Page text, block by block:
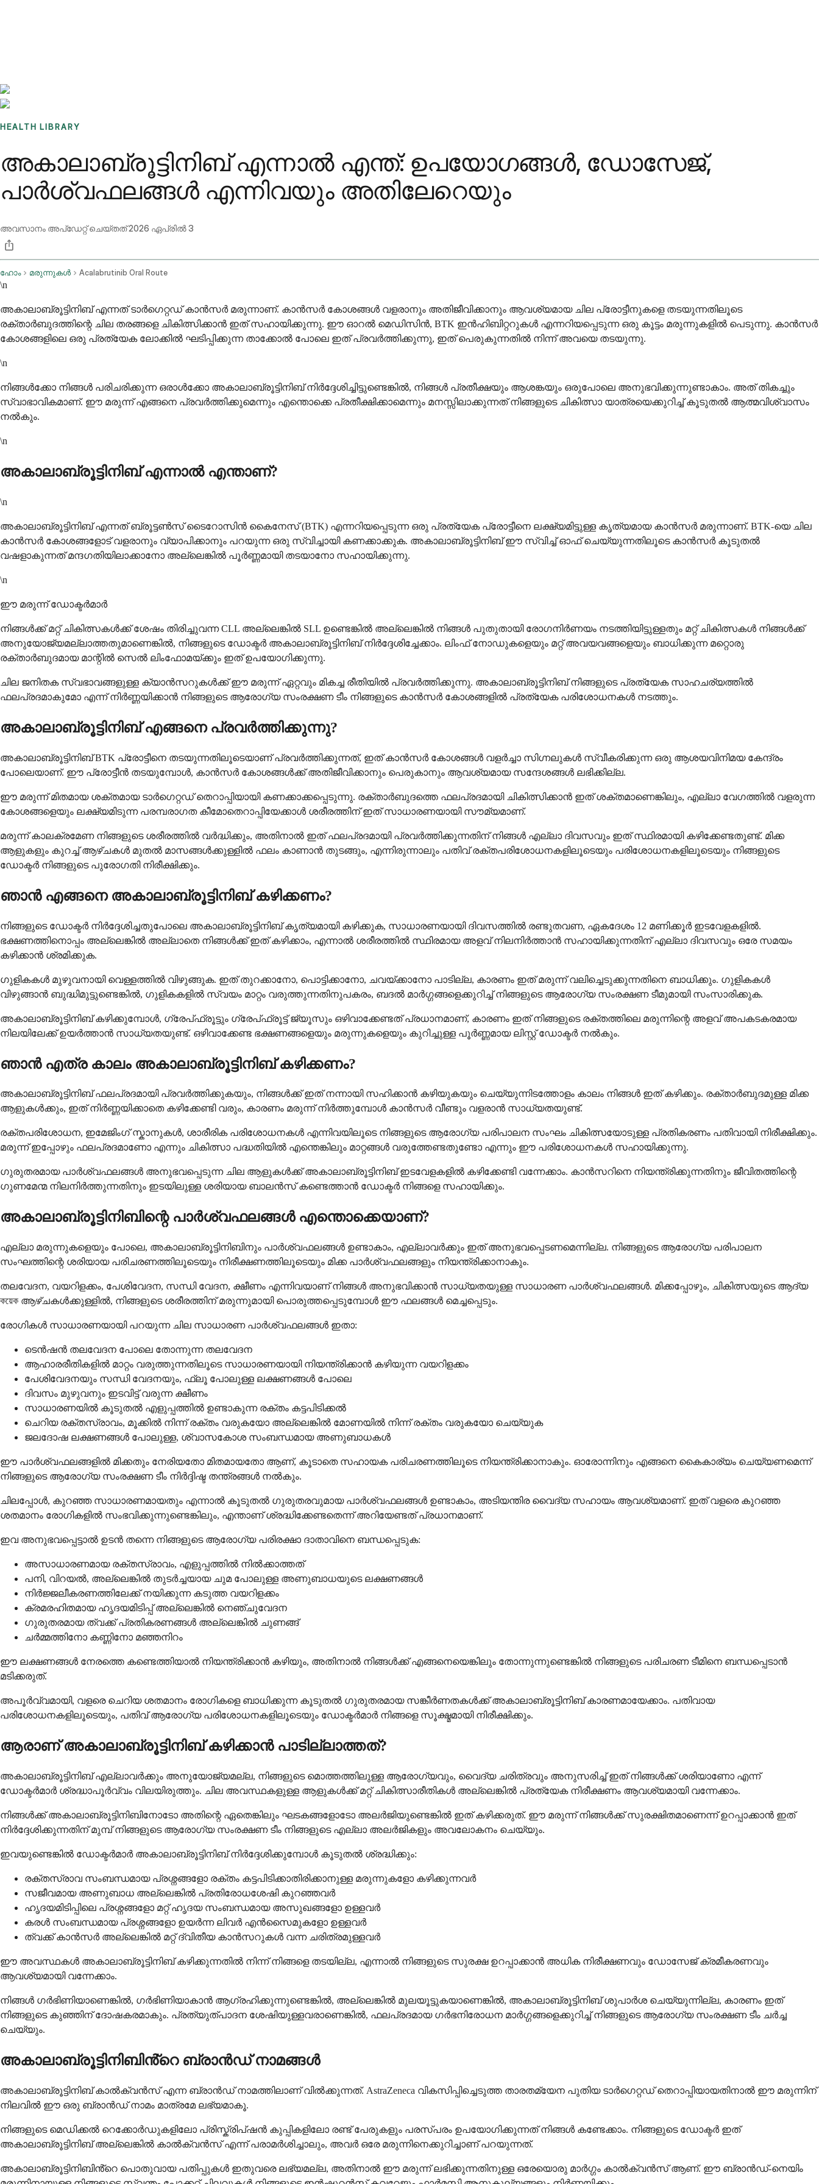
HEALTH LIBRARY
അകാലാബ്രൂട്ടിനിബ് എന്നാൽ എന്ത്: ഉപയോഗങ്ങൾ, ഡോസേജ്,
പാർശ്വഫലങ്ങൾ എന്നിവയും അതിലേറെയും
അവസാനം അപ്ഡേറ്റ് ചെയ്തത്2026 ഏപ്രിൽ 3
ഹോം മരുന്നുകൾ Acalabrutinib Oral Route
\n
അകാലാബ്രൂട്ടിനിബ് എന്നത് ടാർഗെറ്റഡ് കാൻസർ മരുന്നാണ്. കാൻസർ കോശങ്ങൾ വളരാനും അതിജീവിക്കാനും ആവശ്യമായ ചില പ്രോട്ടീനുകളെ തടയുന്നതിലൂടെ
രക്താർബുദത്തിന്റെ ചില തരങ്ങളെ ചികിത്സിക്കാൻ ഇത് സഹായിക്കുന്നു. ഈ ഓറൽ മെഡിസിൻ, BTK ഇൻഹിബിറ്ററുകൾ എന്നറിയപ്പെടുന്ന ഒരു കൂട്ടം മരുന്നുകളിൽ പെടുന്നു. കാൻസർ
കോശങ്ങളിലെ ഒരു പ്രത്യേക ലോക്കിൽ ഘടിപ്പിക്കുന്ന താക്കോൽ പോലെ ഇത് പ്രവർത്തിക്കുന്നു, ഇത് പെരുകുന്നതിൽ നിന്ന് അവയെ തടയുന്നു.
\n
നിങ്ങൾക്കോ നിങ്ങൾ പരിചരിക്കുന്ന ഒരാൾക്കോ അകാലാബ്രൂട്ടിനിബ് നിർദ്ദേശിച്ചിട്ടുണ്ടെങ്കിൽ, നിങ്ങൾ പ്രതീക്ഷയും ആശങ്കയും ഒരുപോലെ അനുഭവിക്കുന്നുണ്ടാകാം. അത് തികച്ചും
സ്വാഭാവികമാണ്. ഈ മരുന്ന് എങ്ങനെ പ്രവർത്തിക്കുമെന്നും എന്തൊക്കെ പ്രതീക്ഷിക്കാമെന്നും മനസ്സിലാക്കുന്നത് നിങ്ങളുടെ ചികിത്സാ യാത്രയെക്കുറിച്ച് കൂടുതൽ ആത്മവിശ്വാസം
നൽകും.
\n
അകാലാബ്രൂട്ടിനിബ് എന്നാൽ എന്താണ്?
\n
അകാലാബ്രൂട്ടിനിബ് എന്നത് ബ്രൂട്ടൺസ് ടൈറോസിൻ കൈനേസ് (BTK) എന്നറിയപ്പെടുന്ന ഒരു പ്രത്യേക പ്രോട്ടീനെ ലക്ഷ്യമിട്ടുള്ള കൃത്യമായ കാൻസർ മരുന്നാണ്. BTK-യെ ചില
കാൻസർ കോശങ്ങളോട് വളരാനും വ്യാപിക്കാനും പറയുന്ന ഒരു സ്വിച്ചായി കണക്കാക്കുക. അകാലാബ്രൂട്ടിനിബ് ഈ സ്വിച്ച് ഓഫ് ചെയ്യുന്നതിലൂടെ കാൻസർ കൂടുതൽ
വഷളാകുന്നത് മന്ദഗതിയിലാക്കാനോ അല്ലെങ്കിൽ പൂർണ്ണമായി തടയാനോ സഹായിക്കുന്നു.
\n
ഈ മരുന്ന് ഡോക്ടർമാർ
നിങ്ങൾക്ക് മറ്റ് ചികിത്സകൾക്ക് ശേഷം തിരിച്ചുവന്ന CLL അല്ലെങ്കിൽ SLL ഉണ്ടെങ്കിൽ അല്ലെങ്കിൽ നിങ്ങൾ പുതുതായി രോഗനിർണയം നടത്തിയിട്ടുള്ളതും മറ്റ് ചികിത്സകൾ നിങ്ങൾക്ക്
അനുയോജ്യമല്ലാത്തതുമാണെങ്കിൽ, നിങ്ങളുടെ ഡോക്ടർ അകാലാബ്രൂട്ടിനിബ് നിർദ്ദേശിച്ചേക്കാം. ലിംഫ് നോഡുകളെയും മറ്റ് അവയവങ്ങളെയും ബാധിക്കുന്ന മറ്റൊരു
രക്താർബുദമായ മാന്റിൽ സെൽ ലിംഫോമയ്ക്കും ഇത് ഉപയോഗിക്കുന്നു.
ചില ജനിതക സ്വഭാവങ്ങളുള്ള ക്യാൻസറുകൾക്ക് ഈ മരുന്ന് ഏറ്റവും മികച്ച രീതിയിൽ പ്രവർത്തിക്കുന്നു. അകാലാബ്രൂട്ടിനിബ് നിങ്ങളുടെ പ്രത്യേക സാഹചര്യത്തിൽ
ഫലപ്രദമാകുമോ എന്ന് നിർണ്ണയിക്കാൻ നിങ്ങളുടെ ആരോഗ്യ സംരക്ഷണ ടീം നിങ്ങളുടെ കാൻസർ കോശങ്ങളിൽ പ്രത്യേക പരിശോധനകൾ നടത്തും.
അകാലാബ്രൂട്ടിനിബ് എങ്ങനെ പ്രവർത്തിക്കുന്നു?
അകാലാബ്രൂട്ടിനിബ് BTK പ്രോട്ടീനെ തടയുന്നതിലൂടെയാണ് പ്രവർത്തിക്കുന്നത്, ഇത് കാൻസർ കോശങ്ങൾ വളർച്ചാ സിഗ്നലുകൾ സ്വീകരിക്കുന്ന ഒരു ആശയവിനിമയ കേന്ദ്രം
പോലെയാണ്. ഈ പ്രോട്ടീൻ തടയുമ്പോൾ, കാൻസർ കോശങ്ങൾക്ക് അതിജീവിക്കാനും പെരുകാനും ആവശ്യമായ സന്ദേശങ്ങൾ ലഭിക്കില്ല.
ഈ മരുന്ന് മിതമായ ശക്തമായ ടാർഗെറ്റഡ് തെറാപ്പിയായി കണക്കാക്കപ്പെടുന്നു. രക്താർബുദത്തെ ഫലപ്രദമായി ചികിത്സിക്കാൻ ഇത് ശക്തമാണെങ്കിലും, എല്ലാ വേഗത്തിൽ വളരുന്ന
കോശങ്ങളെയും ലക്ഷ്യമിടുന്ന പരമ്പരാഗത കീമോതെറാപ്പിയേക്കാൾ ശരീരത്തിന് ഇത് സാധാരണയായി സൗമ്യമാണ്.
മരുന്ന് കാലക്രമേണ നിങ്ങളുടെ ശരീരത്തിൽ വർദ്ധിക്കും, അതിനാൽ ഇത് ഫലപ്രദമായി പ്രവർത്തിക്കുന്നതിന് നിങ്ങൾ എല്ലാ ദിവസവും ഇത് സ്ഥിരമായി കഴിക്കേണ്ടതുണ്ട്. മിക്ക
ആളുകളും കുറച്ച് ആഴ്ചകൾ മുതൽ മാസങ്ങൾക്കുള്ളിൽ ഫലം കാണാൻ തുടങ്ങും, എന്നിരുന്നാലും പതിവ് രക്തപരിശോധനകളിലൂടെയും പരിശോധനകളിലൂടെയും നിങ്ങളുടെ
ഡോക്ടർ നിങ്ങളുടെ പുരോഗതി നിരീക്ഷിക്കും.
ഞാൻ എങ്ങനെ അകാലാബ്രൂട്ടിനിബ് കഴിക്കണം?
നിങ്ങളുടെ ഡോക്ടർ നിർദ്ദേശിച്ചതുപോലെ അകാലാബ്രൂട്ടിനിബ് കൃത്യമായി കഴിക്കുക, സാധാരണയായി ദിവസത്തിൽ രണ്ടുതവണ, ഏകദേശം 12 മണിക്കൂർ ഇടവേളകളിൽ.
ഭക്ഷണത്തിനൊപ്പം അല്ലെങ്കിൽ അല്ലാതെ നിങ്ങൾക്ക് ഇത് കഴിക്കാം, എന്നാൽ ശരീരത്തിൽ സ്ഥിരമായ അളവ് നിലനിർത്താൻ സഹായിക്കുന്നതിന് എല്ലാ ദിവസവും ഒരേ സമയം
കഴിക്കാൻ ശ്രമിക്കുക.
ഗുളികകൾ മുഴുവനായി വെള്ളത്തിൽ വിഴുങ്ങുക. ഇത് തുറക്കാനോ, പൊട്ടിക്കാനോ, ചവയ്ക്കാനോ പാടില്ല, കാരണം ഇത് മരുന്ന് വലിച്ചെടുക്കുന്നതിനെ ബാധിക്കും. ഗുളികകൾ
വിഴുങ്ങാൻ ബുദ്ധിമുട്ടുണ്ടെങ്കിൽ, ഗുളികകളിൽ സ്വയം മാറ്റം വരുത്തുന്നതിനുപകരം, ബദൽ മാർഗ്ഗങ്ങളെക്കുറിച്ച് നിങ്ങളുടെ ആരോഗ്യ സംരക്ഷണ ടീമുമായി സംസാരിക്കുക.
അകാലാബ്രൂട്ടിനിബ് കഴിക്കുമ്പോൾ, ഗ്രേപ്‌ഫ്രൂട്ടും ഗ്രേപ്‌ഫ്രൂട്ട് ജ്യൂസും ഒഴിവാക്കേണ്ടത് പ്രധാനമാണ്, കാരണം ഇത് നിങ്ങളുടെ രക്തത്തിലെ മരുന്നിന്റെ അളവ് അപകടകരമായ
നിലയിലേക്ക് ഉയർത്താൻ സാധ്യതയുണ്ട്. ഒഴിവാക്കേണ്ട ഭക്ഷണങ്ങളെയും മരുന്നുകളെയും കുറിച്ചുള്ള പൂർണ്ണമായ ലിസ്റ്റ് ഡോക്ടർ നൽകും.
ഞാൻ എത്ര കാലം അകാലാബ്രൂട്ടിനിബ് കഴിക്കണം?
അകാലാബ്രൂട്ടിനിബ് ഫലപ്രദമായി പ്രവർത്തിക്കുകയും, നിങ്ങൾക്ക് ഇത് നന്നായി സഹിക്കാൻ കഴിയുകയും ചെയ്യുന്നിടത്തോളം കാലം നിങ്ങൾ ഇത് കഴിക്കും. രക്താർബുദമുള്ള മിക്ക
ആളുകൾക്കും, ഇത് നിർണ്ണയിക്കാതെ കഴിക്കേണ്ടി വരും, കാരണം മരുന്ന് നിർത്തുമ്പോൾ കാൻസർ വീണ്ടും വളരാൻ സാധ്യതയുണ്ട്.
രക്തപരിശോധന, ഇമേജിംഗ് സ്കാനുകൾ, ശാരീരിക പരിശോധനകൾ എന്നിവയിലൂടെ നിങ്ങളുടെ ആരോഗ്യ പരിപാലന സംഘം ചികിത്സയോടുള്ള പ്രതികരണം പതിവായി നിരീക്ഷിക്കും.
മരുന്ന് ഇപ്പോഴും ഫലപ്രദമാണോ എന്നും ചികിത്സാ പദ്ധതിയിൽ എന്തെങ്കിലും മാറ്റങ്ങൾ വരുത്തേണ്ടതുണ്ടോ എന്നും ഈ പരിശോധനകൾ സഹായിക്കുന്നു.
ഗുരുതരമായ പാർശ്വഫലങ്ങൾ അനുഭവപ്പെടുന്ന ചില ആളുകൾക്ക് അകാലാബ്രൂട്ടിനിബ് ഇടവേളകളിൽ കഴിക്കേണ്ടി വന്നേക്കാം. കാൻസറിനെ നിയന്ത്രിക്കുന്നതിനും ജീവിതത്തിന്റെ
ഗുണമേന്മ നിലനിർത്തുന്നതിനും ഇടയിലുള്ള ശരിയായ ബാലൻസ് കണ്ടെത്താൻ ഡോക്ടർ നിങ്ങളെ സഹായിക്കും.
അകാലാബ്രൂട്ടിനിബിന്റെ പാർശ്വഫലങ്ങൾ എന്തൊക്കെയാണ്?
എല്ലാ മരുന്നുകളെയും പോലെ, അകാലാബ്രൂട്ടിനിബിനും പാർശ്വഫലങ്ങൾ ഉണ്ടാകാം, എല്ലാവർക്കും ഇത് അനുഭവപ്പെടണമെന്നില്ല. നിങ്ങളുടെ ആരോഗ്യ പരിപാലന
സംഘത്തിന്റെ ശരിയായ പരിചരണത്തിലൂടെയും നിരീക്ഷണത്തിലൂടെയും മിക്ക പാർശ്വഫലങ്ങളും നിയന്ത്രിക്കാനാകും.
തലവേദന, വയറിളക്കം, പേശിവേദന, സന്ധി വേദന, ക്ഷീണം എന്നിവയാണ് നിങ്ങൾ അനുഭവിക്കാൻ സാധ്യതയുള്ള സാധാരണ പാർശ്വഫലങ്ങൾ. മിക്കപ്പോഴും, ചികിത്സയുടെ ആദ്യ
কয়েক ആഴ്ചകൾക്കുള്ളിൽ, നിങ്ങളുടെ ശരീരത്തിന് മരുന്നുമായി പൊരുത്തപ്പെടുമ്പോൾ ഈ ഫലങ്ങൾ മെച്ചപ്പെടും.
രോഗികൾ സാധാരണയായി പറയുന്ന ചില സാധാരണ പാർശ്വഫലങ്ങൾ ഇതാ:
ടെൻഷൻ തലവേദന പോലെ തോന്നുന്ന തലവേദന
ആഹാരരീതികളിൽ മാറ്റം വരുത്തുന്നതിലൂടെ സാധാരണയായി നിയന്ത്രിക്കാൻ കഴിയുന്ന വയറിളക്കം
പേശിവേദനയും സന്ധി വേദനയും, ഫ്ലൂ പോലുള്ള ലക്ഷണങ്ങൾ പോലെ
ദിവസം മുഴുവനും ഇടവിട്ട് വരുന്ന ക്ഷീണം
സാധാരണയിൽ കൂടുതൽ എളുപ്പത്തിൽ ഉണ്ടാകുന്ന രക്തം കട്ടപിടിക്കൽ
ചെറിയ രക്തസ്രാവം, മൂക്കിൽ നിന്ന് രക്തം വരുകയോ അല്ലെങ്കിൽ മോണയിൽ നിന്ന് രക്തം വരുകയോ ചെയ്യുക
ജലദോഷ ലക്ഷണങ്ങൾ പോലുള്ള, ശ്വാസകോശ സംബന്ധമായ അണുബാധകൾ
ഈ പാർശ്വഫലങ്ങളിൽ മിക്കതും നേരിയതോ മിതമായതോ ആണ്, കൂടാതെ സഹായക പരിചരണത്തിലൂടെ നിയന്ത്രിക്കാനാകും. ഓരോന്നിനും എങ്ങനെ കൈകാര്യം ചെയ്യണമെന്ന്
നിങ്ങളുടെ ആരോഗ്യ സംരക്ഷണ ടീം നിർദ്ദിഷ്ട തന്ത്രങ്ങൾ നൽകും.
ചിലപ്പോൾ, കുറഞ്ഞ സാധാരണമായതും എന്നാൽ കൂടുതൽ ഗുരുതരവുമായ പാർശ്വഫലങ്ങൾ ഉണ്ടാകാം, അടിയന്തിര വൈദ്യ സഹായം ആവശ്യമാണ്. ഇത് വളരെ കുറഞ്ഞ
ശതമാനം രോഗികളിൽ സംഭവിക്കുന്നുണ്ടെങ്കിലും, എന്താണ് ശ്രദ്ധിക്കേണ്ടതെന്ന് അറിയേണ്ടത് പ്രധാനമാണ്.
ഇവ അനുഭവപ്പെട്ടാൽ ഉടൻ തന്നെ നിങ്ങളുടെ ആരോഗ്യ പരിരക്ഷാ ദാതാവിനെ ബന്ധപ്പെടുക:
അസാധാരണമായ രക്തസ്രാവം, എളുപ്പത്തിൽ നിൽക്കാത്തത്
പനി, വിറയൽ, അല്ലെങ്കിൽ തുടർച്ചയായ ചുമ പോലുള്ള അണുബാധയുടെ ലക്ഷണങ്ങൾ
നിർജ്ജലീകരണത്തിലേക്ക് നയിക്കുന്ന കടുത്ത വയറിളക്കം
ക്രമരഹിതമായ ഹൃദയമിടിപ്പ് അല്ലെങ്കിൽ നെഞ്ചുവേദന
ഗുരുതരമായ ത്വക്ക് പ്രതികരണങ്ങൾ അല്ലെങ്കിൽ ചുണങ്ങ്
ചർമ്മത്തിനോ കണ്ണിനോ മഞ്ഞനിറം
ഈ ലക്ഷണങ്ങൾ നേരത്തെ കണ്ടെത്തിയാൽ നിയന്ത്രിക്കാൻ കഴിയും, അതിനാൽ നിങ്ങൾക്ക് എങ്ങനെയെങ്കിലും തോന്നുന്നുണ്ടെങ്കിൽ നിങ്ങളുടെ പരിചരണ ടീമിനെ ബന്ധപ്പെടാൻ
മടിക്കരുത്.
അപൂർവ്വമായി, വളരെ ചെറിയ ശതമാനം രോഗികളെ ബാധിക്കുന്ന കൂടുതൽ ഗുരുതരമായ സങ്കീർണതകൾക്ക് അകാലാബ്രൂട്ടിനിബ് കാരണമായേക്കാം. പതിവായ
പരിശോധനകളിലൂടെയും, പതിവ് ആരോഗ്യ പരിശോധനകളിലൂടെയും ഡോക്ടർമാർ നിങ്ങളെ സൂക്ഷ്മമായി നിരീക്ഷിക്കും.
ആരാണ് അകാലാബ്രൂട്ടിനിബ് കഴിക്കാൻ പാടില്ലാത്തത്?
അകാലാബ്രൂട്ടിനിബ് എല്ലാവർക്കും അനുയോജ്യമല്ല, നിങ്ങളുടെ മൊത്തത്തിലുള്ള ആരോഗ്യവും, വൈദ്യ ചരിത്രവും അനുസരിച്ച് ഇത് നിങ്ങൾക്ക് ശരിയാണോ എന്ന്
ഡോക്ടർമാർ ശ്രദ്ധാപൂർവ്വം വിലയിരുത്തും. ചില അവസ്ഥകളുള്ള ആളുകൾക്ക് മറ്റ് ചികിത്സാരീതികൾ അല്ലെങ്കിൽ പ്രത്യേക നിരീക്ഷണം ആവശ്യമായി വന്നേക്കാം.
നിങ്ങൾക്ക് അകാലാബ്രൂട്ടിനിബിനോടോ അതിന്റെ ഏതെങ്കിലും ഘടകങ്ങളോടോ അലർജിയുണ്ടെങ്കിൽ ഇത് കഴിക്കരുത്. ഈ മരുന്ന് നിങ്ങൾക്ക് സുരക്ഷിതമാണെന്ന് ഉറപ്പാക്കാൻ ഇത്
നിർദ്ദേശിക്കുന്നതിന് മുമ്പ് നിങ്ങളുടെ ആരോഗ്യ സംരക്ഷണ ടീം നിങ്ങളുടെ എല്ലാ അലർജികളും അവലോകനം ചെയ്യും.
ഇവയുണ്ടെങ്കിൽ ഡോക്ടർമാർ അകാലാബ്രൂട്ടിനിബ് നിർദ്ദേശിക്കുമ്പോൾ കൂടുതൽ ശ്രദ്ധിക്കും:
രക്തസ്രാവ സംബന്ധമായ പ്രശ്നങ്ങളോ രക്തം കട്ടപിടിക്കാതിരിക്കാനുള്ള മരുന്നുകളോ കഴിക്കുന്നവർ
സജീവമായ അണുബാധ അല്ലെങ്കിൽ പ്രതിരോധശേഷി കുറഞ്ഞവർ
ഹൃദയമിടിപ്പിലെ പ്രശ്നങ്ങളോ മറ്റ് ഹൃദയ സംബന്ധമായ അസുഖങ്ങളോ ഉള്ളവർ
കരൾ സംബന്ധമായ പ്രശ്നങ്ങളോ ഉയർന്ന ലിവർ എൻസൈമുകളോ ഉള്ളവർ
ത്വക്ക് കാൻസർ അല്ലെങ്കിൽ മറ്റ് ദ്വിതീയ കാൻസറുകൾ വന്ന ചരിത്രമുള്ളവർ
ഈ അവസ്ഥകൾ അകാലാബ്രൂട്ടിനിബ് കഴിക്കുന്നതിൽ നിന്ന് നിങ്ങളെ തടയില്ല, എന്നാൽ നിങ്ങളുടെ സുരക്ഷ ഉറപ്പാക്കാൻ അധിക നിരീക്ഷണവും ഡോസേജ് ക്രമീകരണവും
ആവശ്യമായി വന്നേക്കാം.
നിങ്ങൾ ഗർഭിണിയാണെങ്കിൽ, ഗർഭിണിയാകാൻ ആഗ്രഹിക്കുന്നുണ്ടെങ്കിൽ, അല്ലെങ്കിൽ മുലയൂട്ടുകയാണെങ്കിൽ, അകാലാബ്രൂട്ടിനിബ് ശുപാർശ ചെയ്യുന്നില്ല, കാരണം ഇത്
നിങ്ങളുടെ കുഞ്ഞിന് ദോഷകരമാകും. പ്രത്യുത്പാദന ശേഷിയുള്ളവരാണെങ്കിൽ, ഫലപ്രദമായ ഗർഭനിരോധന മാർഗ്ഗങ്ങളെക്കുറിച്ച് നിങ്ങളുടെ ആരോഗ്യ സംരക്ഷണ ടീം ചർച്ച
ചെയ്യും.
അകാലാബ്രൂട്ടിനിബിൻ്റെ ബ്രാൻഡ് നാമങ്ങൾ
അകാലാബ്രൂട്ടിനിബ് കാൽക്വൻസ് എന്ന ബ്രാൻഡ് നാമത്തിലാണ് വിൽക്കുന്നത്. AstraZeneca വികസിപ്പിച്ചെടുത്ത താരതമ്യേന പുതിയ ടാർഗെറ്റഡ് തെറാപ്പിയായതിനാൽ ഈ മരുന്നിന്
നിലവിൽ ഈ ഒരു ബ്രാൻഡ് നാമം മാത്രമേ ലഭ്യമാകൂ.
നിങ്ങളുടെ മെഡിക്കൽ റെക്കോർഡുകളിലോ പ്രിസ്ക്രിപ്ഷൻ കുപ്പികളിലോ രണ്ട് പേരുകളും പരസ്പരം ഉപയോഗിക്കുന്നത് നിങ്ങൾ കണ്ടേക്കാം. നിങ്ങളുടെ ഡോക്ടർ ഇത്
അകാലാബ്രൂട്ടിനിബ് അല്ലെങ്കിൽ കാൽക്വൻസ് എന്ന് പരാമർശിച്ചാലും, അവർ ഒരേ മരുന്നിനെക്കുറിച്ചാണ് പറയുന്നത്.
അകാലാബ്രൂട്ടിനിബിൻ്റെ പൊതുവായ പതിപ്പുകൾ ഇതുവരെ ലഭ്യമല്ല, അതിനാൽ ഈ മരുന്ന് ലഭിക്കുന്നതിനുള്ള ഒരേയൊരു മാർഗ്ഗം കാൽക്വൻസ് ആണ്. ഈ ബ്രാൻഡ്-നെയിം